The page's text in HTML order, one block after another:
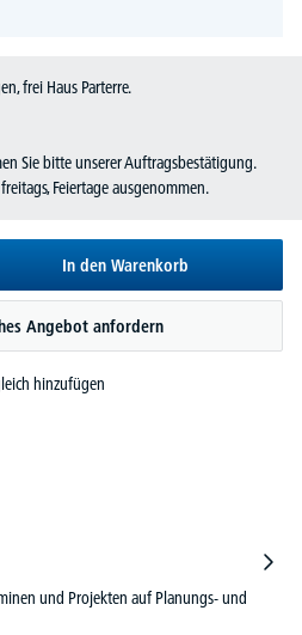
frei Haus Parterre.
Sie bitte unserer Auftragsbestätigung.
Feiertage ausgenommen.
In den Warenkorb
Angebot anfordern
hinzufügen
und Projekten auf Planungs- und